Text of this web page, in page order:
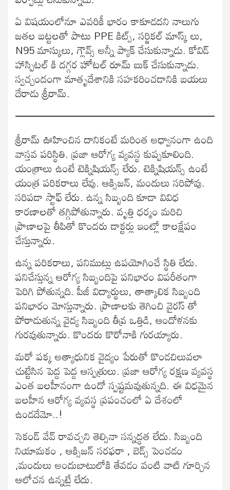
ఏ విషయంలోనూ ఎవరికీ భారం కాకూడదని నాలుగు
జతల బట్టలతో పాటు PPE కిట్స్, సర్జికల్ మాస్క్ లు,
N95 మాస్కులు, గ్లౌవ్స్ అన్నీ ప్యాక్ చేసుకున్నాడు. కోవిడ్
హాస్పిటల్ కి దగ్గర హోటల్ రూమ్ బుక్ చేసుకున్నాడు.
స్వచ్చందంగా మాతృదేశానికి సహకరించడానికి బయలు
దేరాడు శ్రీరామ్.
శ్రీరామ్ ఊహించిన దానికంటే మరింత అధ్వానంగా ఉంది
వాస్తవ పరిస్థితి. ప్రజా ఆరోగ్య వ్యవస్థ కుప్పకూలింది.
యంత్రాలు ఉంటే టెక్నిషియన్స్ లేరు. టెక్నిషియన్స్ ఉంటే
యంత్ర పరికరాలు లేవు. ఆక్సిజన్, మందులు సరిపోవు.
సరిపడా స్టాఫ్ లేరు. ఉన్న సిబ్బంది కూడా వివిధ
కారణాలతో తగ్గిపోతున్నారు. వృత్తి ధర్మం మరిచి
ప్రాణాలపై తీపితో కొందరు డాక్టర్లు ఇంట్లో కాలక్షేపం
చేస్తున్నారు.
ఉన్న పరికరాలు, పనిముట్లు ఉపయోగించే స్థితి లేదు.
పనిచేస్తున్న ఆరోగ్య సిబ్బందిపై పనిభారం విపరీతంగా
పెరిగి పోతున్నది. పీజీ విద్యార్థులు, తాత్కాలిక సిబ్బంది
పనిభారం మోస్తున్నారు. ప్రాణాలకు తెగించి వైరస్ తో
పోరాడుతున్న వైద్య సిబ్బంది తీవ్ర ఒత్తిడి, ఆందోళనకు
గురవుతున్నారు. కొందరు కొరోనాకి గురయ్యారు.
మరో పక్క అత్యాధునిక వైద్యం పేరుతో కొండచిలువలా
చుట్టేసిన పెద్ద పెద్ద ఆస్పత్రులు. ప్రజా ఆరోగ్య రక్షణ వ్యవస్థ
ఎంత బలహీనంగా ఉందో స్పష్టమవుతున్నది. ఈ విధమైన
బలహీన ఆరోగ్య వ్యవస్థ ప్రపంచంలో ఏ దేశంలో
ఉండదేమో..!
సెకండ్ వేవ్ రావచ్చని తెల్సినా సన్నద్ధత లేదు. సిబ్బంది
నియామకం , ఆక్సిజన్ సరఫరా , బెడ్స్ పెంచడం
,మందులు అందుబాటులోకి తేవడం వంటి వాటి గూర్చిన
ఆలోచన ఉన్నట్లే లేదు.